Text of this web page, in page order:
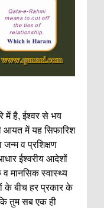
में है, ईश्वर से भय
आयत में यह सिफारिश
जन्म व प्रशिक्षण
ईश्वरीय आदेशों
मानसिक स्वास्थ्य
के बीच हर प्रकार के
तुम सब एक ही